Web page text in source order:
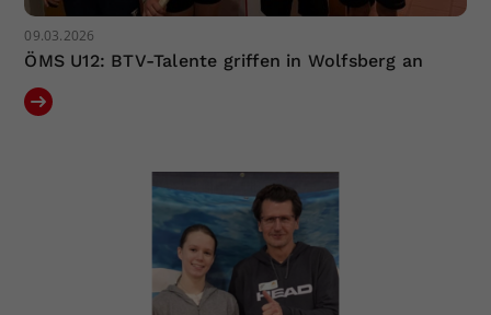
09.03.2026
ÖMS U12: BTV-Talente griffen in Wolfsberg an